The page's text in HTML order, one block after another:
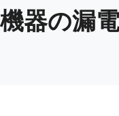
機器の漏